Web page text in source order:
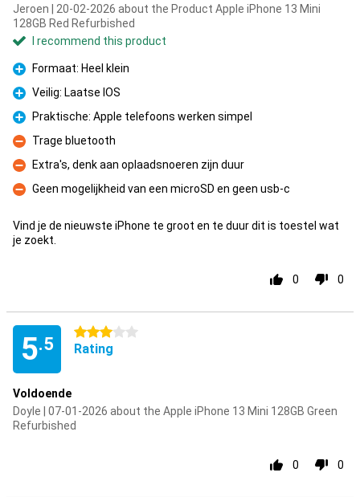
Jeroen | 20-02-2026 about the Product Apple iPhone 13 Mini
128GB Red Refurbished
I recommend this product
Pro
Formaat: Heel klein
Pro
Veilig: Laatse IOS
Pro
Praktische: Apple telefoons werken simpel
Con
Trage bluetooth
Con
Extra's, denk aan oplaadsnoeren zijn duur
Con
Geen mogelijkheid van een microSD en geen usb-c
Vind je de nieuwste iPhone te groot en te duur dit is toestel wat
je zoekt.
0 0
5.5
3 stars
Rating
Voldoende
Doyle | 07-01-2026 about the Apple iPhone 13 Mini 128GB Green
Refurbished
0 0